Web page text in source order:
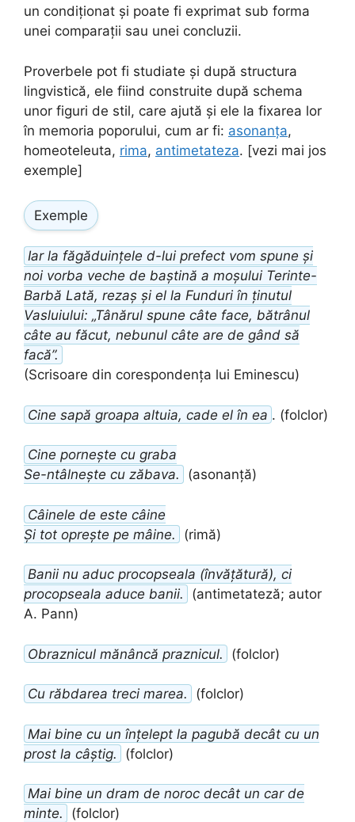
un condiționat și poate fi exprimat sub forma
unei comparații sau unei concluzii.
Proverbele pot fi studiate și după structura
lingvistică, ele fiind construite după schema
unor figuri de stil, care ajută și ele la fixarea lor
în memoria poporului, cum ar fi: asonanța,
homeoteleuta, rima, antimetateza. [vezi mai jos
exemple]
Exemple
Iar la făgăduințele d-lui prefect vom spune și
noi vorba veche de baștină a moșului Terinte-
Barbă Lată, rezaș și el la Funduri în ținutul
Vasluiului: „Tânărul spune câte face, bătrânul
câte au făcut, nebunul câte are de gând să
facă”.
(Scrisoare din corespondența lui Eminescu)
Cine sapă groapa altuia, cade el în ea . (folclor)
Cine pornește cu graba
Se-ntâlnește cu zăbava.
(asonanță)
Câinele de este câine
Și tot oprește pe mâine.
(rimă)
Banii nu aduc procopseala (învățătură), ci
procopseala aduce banii.
(antimetateză; autor
A. Pann)
Obraznicul mănâncă praznicul. (folclor)
Cu răbdarea treci marea. (folclor)
Mai bine cu un înțelept la pagubă decât cu un
prost la câștig.
(folclor)
Mai bine un dram de noroc decât un car de
minte.
(folclor)